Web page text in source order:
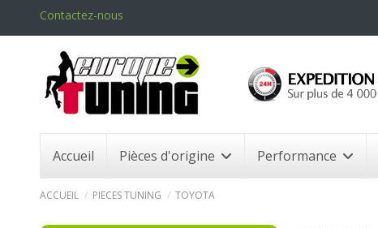
Contactez-nous
Accueil Pièces d'origine Performance
ACCUEIL PIECES TUNING TOYOTA